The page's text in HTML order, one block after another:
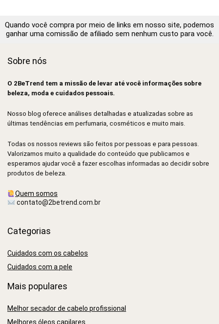
Quando você compra por meio de links em nosso site, podemos
ganhar uma comissão de afiliado sem nenhum custo para você.
Sobre nós
O 2BeTrend tem a missão de levar até você informações sobre
beleza, moda e cuidados pessoais.
Nosso blog oferece análises detalhadas e atualizadas sobre as
últimas tendências em perfumaria, cosméticos e muito mais.
Todas os nossos reviews são feitos por pessoas e para pessoas.
Valorizamos muito a qualidade do conteúdo que publicamos e
esperamos ajudar você a fazer escolhas informadas ao decidir sobre
produtos de beleza.
Quem somos
contato@2betrend.com.br
Categorias
Cuidados com os cabelos
Cuidados com a pele
Mais populares
Melhor secador de cabelo profissional
Melhores óleos capilares